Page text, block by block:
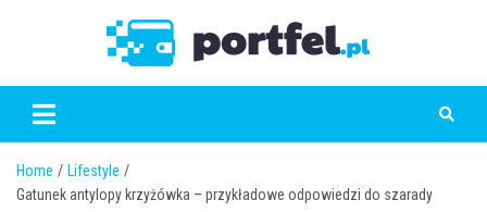
Home
Lifestyle
Gatunek antylopy krzyżówka – przykładowe odpowiedzi do szarady